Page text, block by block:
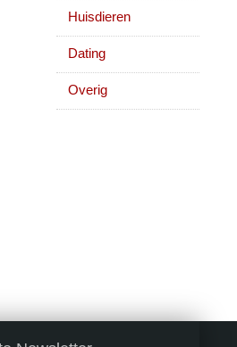
Huisdieren
Dating
Overig